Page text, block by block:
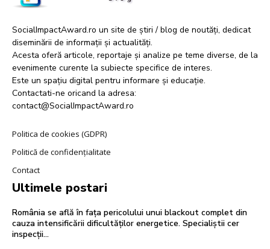
SocialImpactAward.ro un site de știri / blog de noutăți, dedicat
diseminării de informații și actualități.
Acesta oferă articole, reportaje și analize pe teme diverse, de la
evenimente curente la subiecte specifice de interes.
Este un spațiu digital pentru informare și educație.
Contactati-ne oricand la adresa:
contact@SocialImpactAward.ro
Politica de cookies (GDPR)
Politică de confidențialitate
Contact
Ultimele postari
România se află în fața pericolului unui blackout complet din
cauza intensificării dificultăților energetice. Specialiștii cer
inspecții…